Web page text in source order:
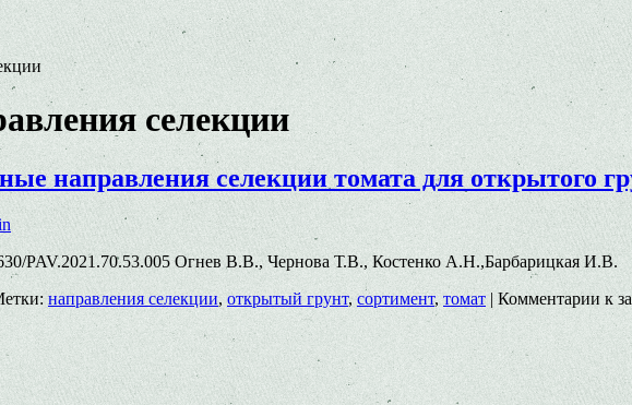
селекции
направления селекции томата для открытого
PAV.2021.70.53.005 Огнев В.В., Чернова Т.В., Костенко А.Н.,Барбарицкая И.В.
направления селекции, открытый грунт,сортимент, томат | Комментарии к